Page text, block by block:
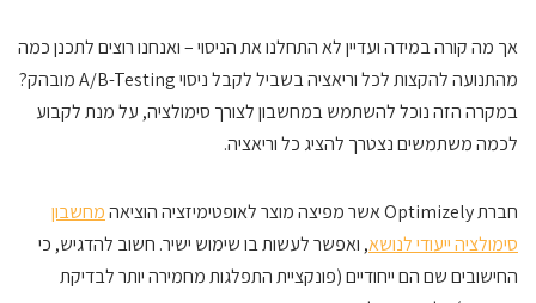
אך מה קורה במידה ועדיין לא התחלנו את הניסוי – ואנחנו רוצים לתכנן כמה
מהתנועה להקצות לכל וריאציה בשביל לקבל ניסוי A/B-Testing מובהק?
במקרה הזה נוכל להשתמש במחשבון לצורך סימולציה, על מנת לקבוע
לכמה משתמשים נצטרך להציג כל וריאציה.
חברת Optimizely אשר מפיצה מוצר לאופטימיזציה הוציאה
מחשבון
סימולציה ייעודי לנושא, ואפשר לעשות בו שימוש ישיר. חשוב להדגיש, כי
החישובים שם הם ייחודיים (פונקציית התפלגות מחמירה יותר לבדיקת